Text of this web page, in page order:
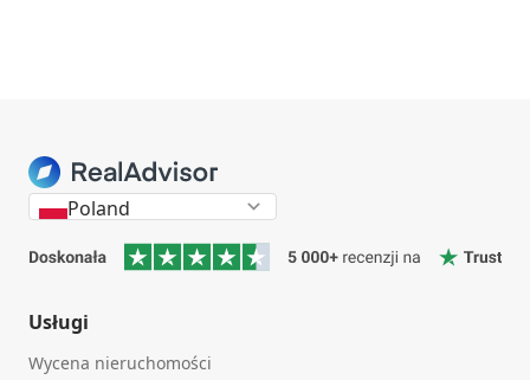
Poland
Usługi
Wycena nieruchomości